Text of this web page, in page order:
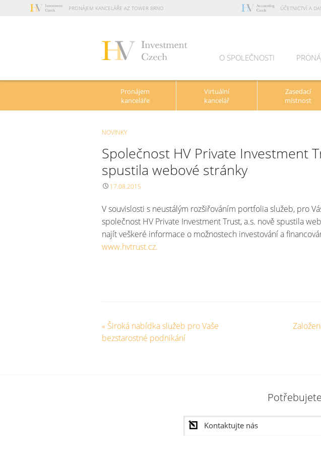
PRONÁJEM KANCELÁŘE AZ TOWER BRNO ÚČETNICTVÍ A
O SPOLEČNOSTI
NOVINKY
Pronájem
kanceláře
Virtuální
kancelář
Zasedací
místnost
NOVINKY
Společnost HV Private Investment
spustila webové stránky
17.08.2015
V souvislosti s neustálým rozšiřováním portfolia služeb, pro
společnost HV Private Investment Trust, a.s. nově spustila
najít veškeré informace o možnostech investování a
www.hvtrust.cz.
« Široká nabídka služeb pro Vaše
bezstarostné podnikání